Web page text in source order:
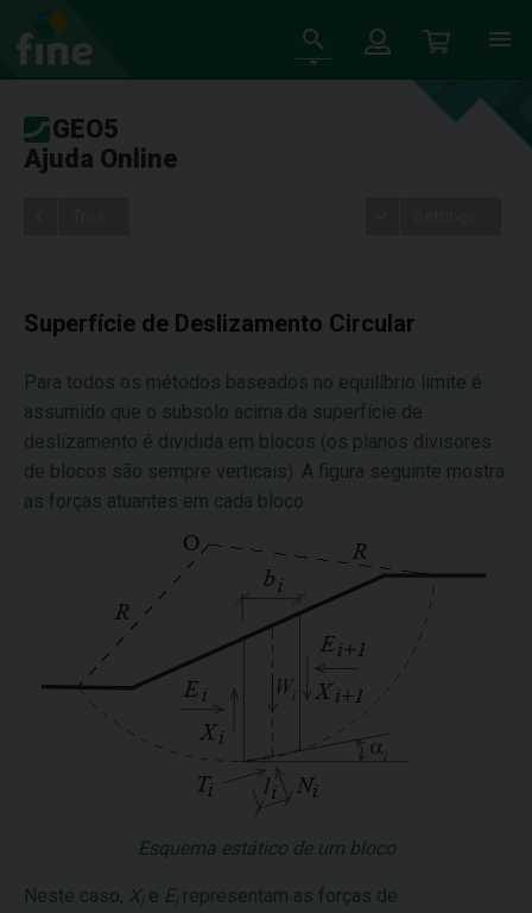
GEO5
Ajuda Online
Superfície de Deslizamento Circular
Para todos os métodos baseados no equilíbrio limite é
assumido que o subsolo acima da superfície de
deslizamento é dividida em blocos (os planos divisores
de blocos são sempre verticais). A figura seguinte mostra
as forças atuantes em cada bloco:
Esquema estático de um bloco
Neste caso, Xi e Ei representam as forças de